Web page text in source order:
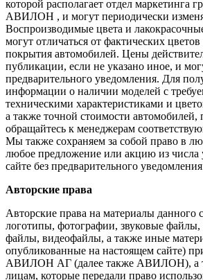
которой располагает отдел маркетинга
АВИЛОН , и могут периодически
Воспроизводимые цвета и
могут отличаться от фактических
покрытия автомобилей. Цены
публикации, если не указано иное, и
предварительного уведомления. Для
информации о наличии моделей с
техническими характеристиками и
а также точной стоимости автомобилей,
обращайтесь к менеджерам
Мы также сохраняем за собой право в
любое предложение или акцию из числа
сайте без предварительного
Авторские права
Авторские права на материалы данного
логотипы, фотографии, звуковые
файлы, видеофайлы, а также иные
опубликованные на настоящем сайте)
АВИЛОН АГ (далее также АВИЛОН), а
лицам, которые передали право